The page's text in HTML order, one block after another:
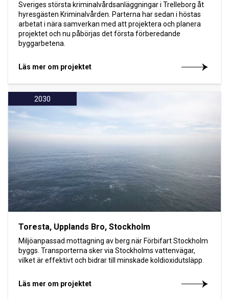
Sveriges största kriminalvårdsanläggningar i Trelleborg åt
hyresgästen Kriminalvården. Parterna har sedan i höstas
arbetat i nära samverkan med att projektera och planera
projektet och nu påbörjas det första förberedande
byggarbetena.
Läs mer om projektet
2030
Toresta, Upplands Bro, Stockholm
Miljöanpassad mottagning av berg när Förbifart Stockholm
byggs. Transporterna sker via Stockholms vattenvägar,
vilket är effektivt och bidrar till minskade koldioxidutsläpp.
Läs mer om projektet